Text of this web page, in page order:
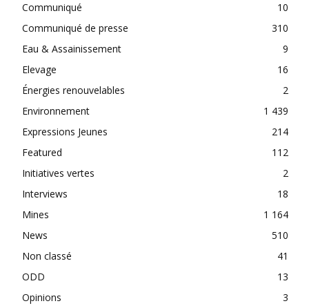
Communiqué
10
Communiqué de presse
310
Eau & Assainissement
9
Elevage
16
Énergies renouvelables
2
Environnement
1 439
Expressions Jeunes
214
Featured
112
Initiatives vertes
2
Interviews
18
Mines
1 164
News
510
Non classé
41
ODD
13
Opinions
3